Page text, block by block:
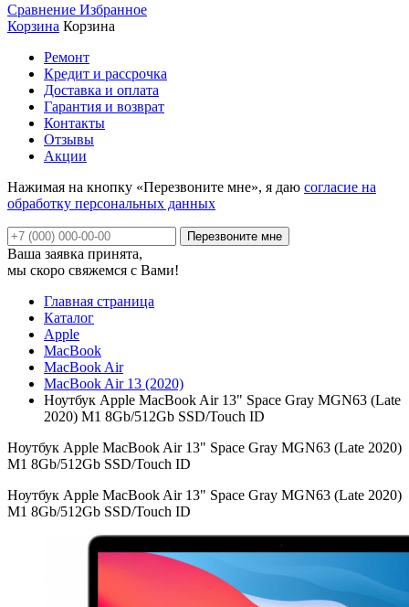
Сравнение Избранное
Корзина Корзина
Ремонт
Кредит и рассрочка
Доставка и оплата
Гарантия и возврат
Контакты
Отзывы
Акции
Нажимая на кнопку «Перезвоните мне», я даю согласие на
обработку персональных данных
Ваша заявка принята,
мы скоро свяжемся с Вами!
Главная страница
Каталог
Apple
MacBook
MacBook Air
MacBook Air 13 (2020)
Ноутбук Apple MacBook Air 13" Space Gray MGN63 (Late
2020) M1 8Gb/512Gb SSD/Touch ID
Ноутбук Apple MacBook Air 13" Space Gray MGN63 (Late 2020)
M1 8Gb/512Gb SSD/Touch ID
Ноутбук Apple MacBook Air 13" Space Gray MGN63 (Late 2020)
M1 8Gb/512Gb SSD/Touch ID